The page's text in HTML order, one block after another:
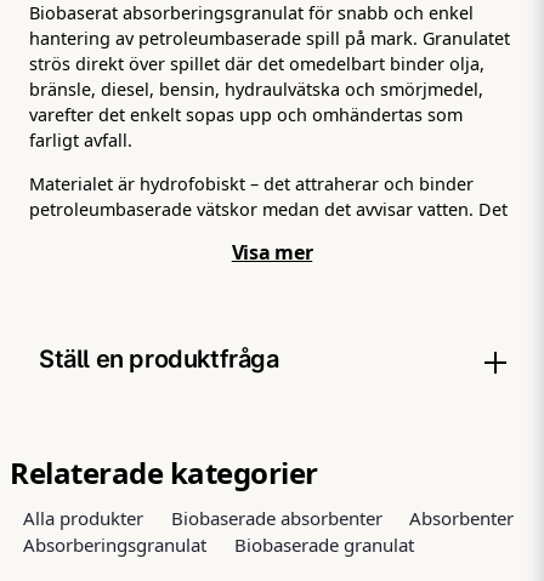
Biobaserat absorberingsgranulat för snabb och enkel
hantering av petroleumbaserade spill på mark. Granulatet
strös direkt över spillet där det omedelbart binder olja,
bränsle, diesel, bensin, hydraulvätska och smörjmedel,
varefter det enkelt sopas upp och omhändertas som
farligt avfall.
Materialet är hydrofobiskt – det attraherar och binder
petroleumbaserade vätskor medan det avvisar vatten. Det
produkten inte är avsedd för vattenlösliga kemikalier.
Det innehåller varken plast eller mikroplaster och är FSC-
certifierat – ett kvitto på hållbart och ansvarsfullt
Den kompakta förpackningen på 1 kg / 8L gör granulatet
enkelt att förvara nära till hands – i servicebilar,
verktygsvagnar, på verkstadsgolvet eller ombord på
Visa mer
Ställ en produktfråga
Relaterade kategorier
Alla produkter Biobaserade absorbenter
Absorbenter
Absorberingsgranulat
Biobaserade granulat